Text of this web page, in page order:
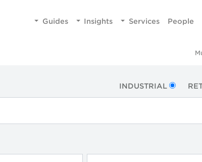
People
Services
Insights
Guides
INDUSTRIAL